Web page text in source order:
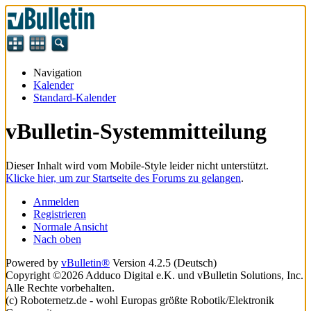
Navigation
Kalender
Standard-Kalender
vBulletin-Systemmitteilung
Dieser Inhalt wird vom Mobile-Style leider nicht unterstützt.
Klicke hier, um zur Startseite des Forums zu gelangen.
Anmelden
Registrieren
Normale Ansicht
Nach oben
Powered by vBulletin® Version 4.2.5 (Deutsch)
Copyright ©2026 Adduco Digital e.K. und vBulletin Solutions, Inc.
Alle Rechte vorbehalten.
(c) Roboternetz.de - wohl Europas größte Robotik/Elektronik